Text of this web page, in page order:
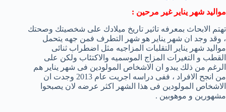
مواليد شهر يناير غير مرحين :
تهتم الابحاث بمعرفه تاثير تاريخ ميلادك على شخصيتك وصحتك
، وقد وجد ان شهر يناير هو شهر التطرف فمن جهه يتحمل
مواليد شهر يناير التقلبات المزاجيه مثل اضطراب ثنائى
القطب و التغيرات المزاج الموسميه والاكتئاب ولكن على
الرغم من ذلك يبدو ان الاشخاص المولودين فى شهر يناير هم
من انجح الافراد ، ففى دراسه اجريت عام 2013 وجدت ان
الاشخاص المولودين فى هذا الشهر اكثر عرضه لان يصبحوا
مشهورين و موهوبين .